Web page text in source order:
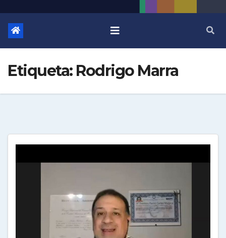
Etiqueta: Rodrigo Marra